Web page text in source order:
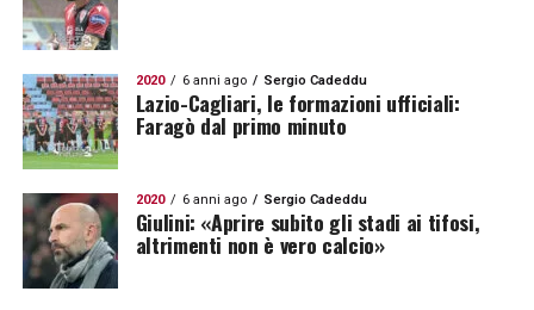
2020 6 anni ago Sergio Cadeddu
Lazio-Cagliari, le formazioni ufficiali:
Faragò dal primo minuto
2020 6 anni ago Sergio Cadeddu
Giulini: «Aprire subito gli stadi ai tifosi,
altrimenti non è vero calcio»